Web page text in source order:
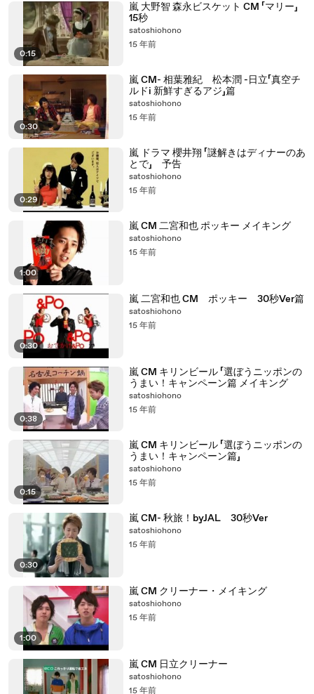
0:15
嵐 大野智 森永ビスケット CM 「マリー」
15秒
satoshiohono
15 年前
0:30
嵐 CM- 相葉雅紀 松本潤 -日立「真空チ
ルドi 新鮮すぎるアジ」篇
satoshiohono
15 年前
0:29
嵐 ドラマ 櫻井翔 「謎解きはディナーのあ
とで」 予告
satoshiohono
15 年前
1:00
嵐 CM 二宮和也 ポッキー メイキング
satoshiohono
15 年前
0:30
嵐 二宮和也 CM ポッキー 30秒Ver篇
satoshiohono
15 年前
0:38
嵐 CM キリンビール 「選ぼうニッポンの
うまい！キャンペーン篇 メイキング
satoshiohono
15 年前
0:15
嵐 CM キリンビール 「選ぼうニッポンの
うまい！キャンペーン篇」
satoshiohono
15 年前
0:30
嵐 CM- 秋旅！byJAL 30秒Ver
satoshiohono
15 年前
1:00
嵐 CM クリーナー・メイキング
satoshiohono
15 年前
嵐 CM 日立クリーナー
satoshiohono
15 年前